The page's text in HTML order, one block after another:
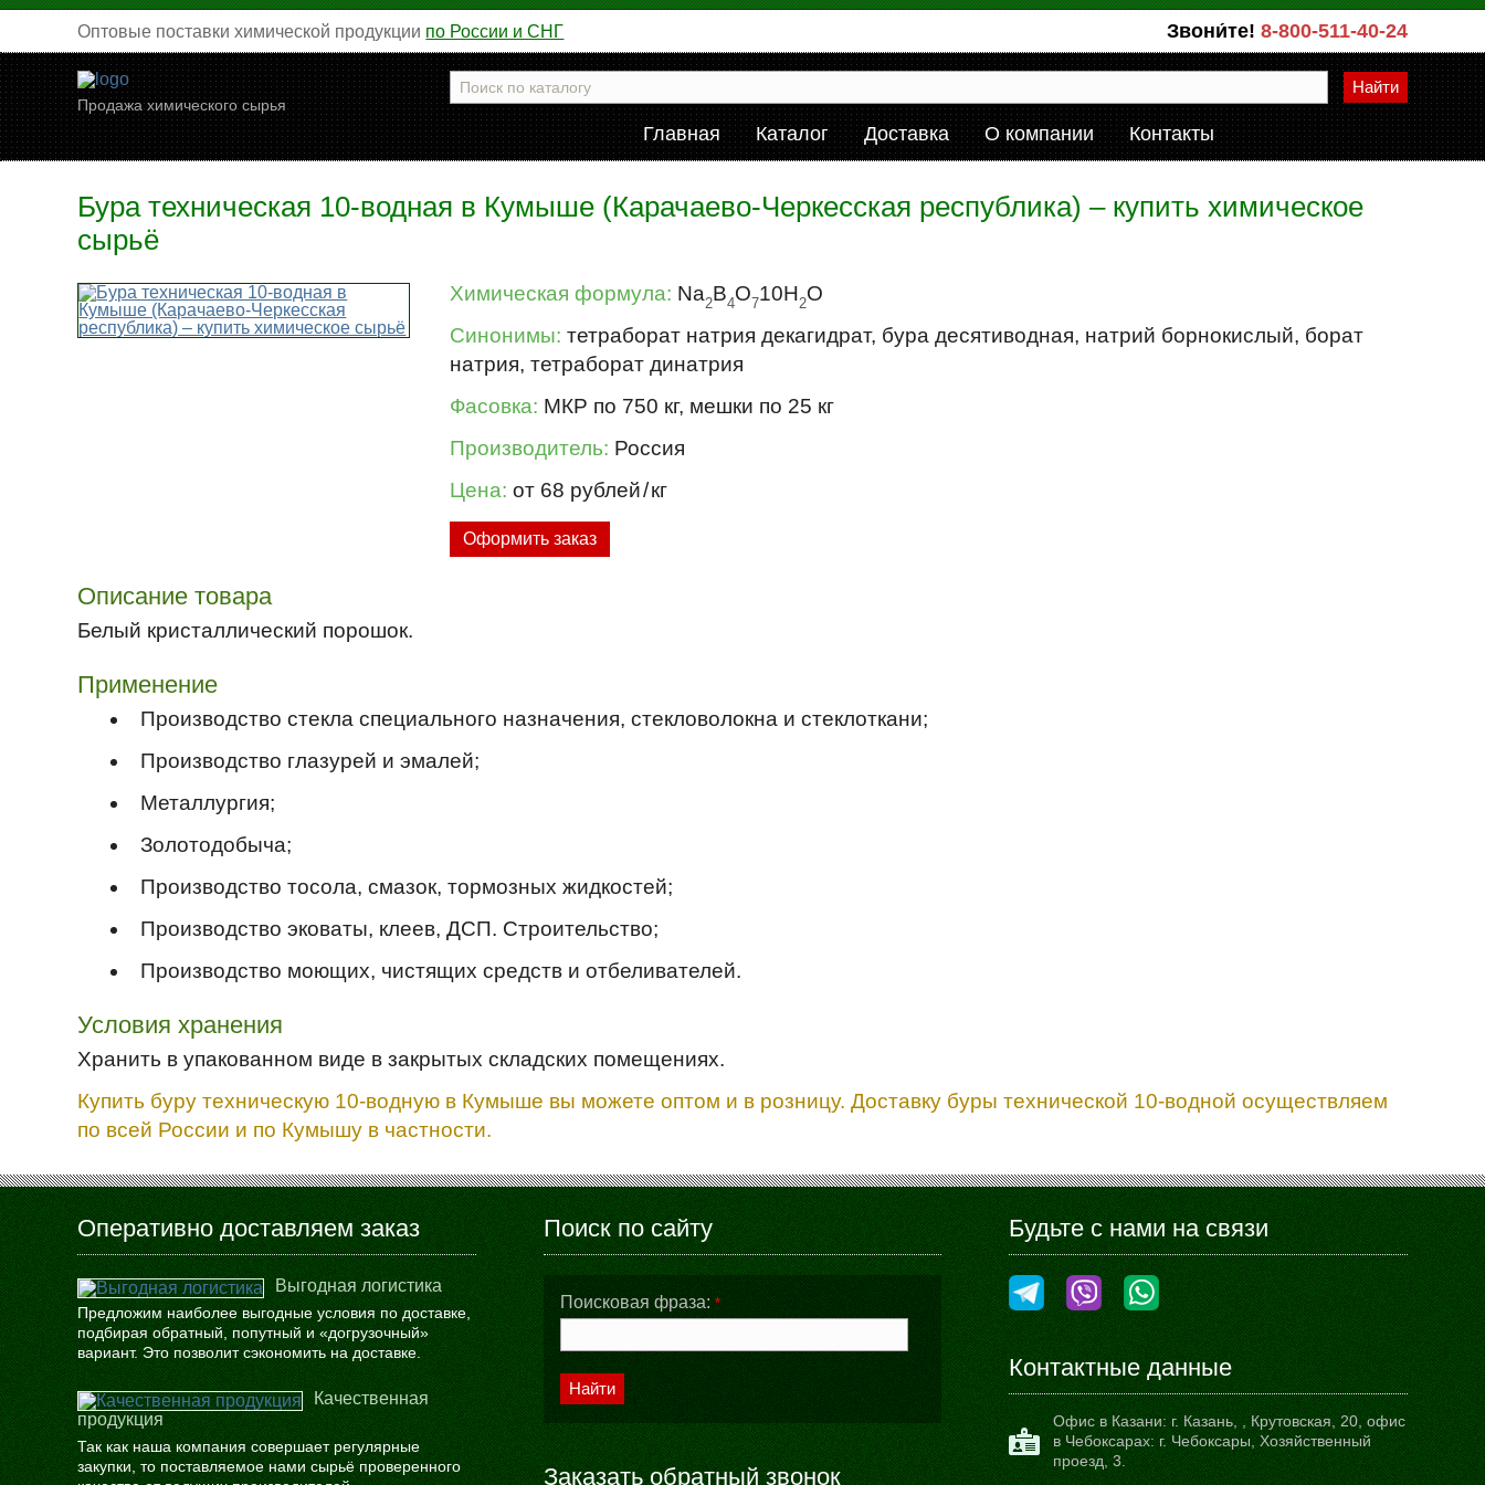
Оптовые поставки химической продукции по России и СНГ Звони́те! 8-800-511-40-24
Продажа химического сырья
Найти
Главная Каталог Доставка О компании Контакты
Бура техническая 10-водная в Кумыше (Карачаево-Черкесская республика) – купить химическое
сырьё
Химическая формула: Na2B4O710H2O
Синонимы: тетраборат натрия декагидрат, бура десятиводная, натрий борнокислый, борат
натрия, тетраборат динатрия
Фасовка: МКР по 750 кг, мешки по 25 кг
Производитель: Россия
Цена: от 68 рублей/кг
Оформить заказ
Описание товара
Белый кристаллический порошок.
Применение
Производство стекла специального назначения, стекловолокна и стеклоткани;
Производство глазурей и эмалей;
Металлургия;
Золотодобыча;
Производство тосола, смазок, тормозных жидкостей;
Производство эковаты, клеев, ДСП. Строительство;
Производство моющих, чистящих средств и отбеливателей.
Условия хранения
Хранить в упакованном виде в закрытых складских помещениях.
Купить буру техническую 10-водную в Кумыше вы можете оптом и в розницу. Доставку буры технической 10-водной осуществляем
по всей России и по Кумышу в частности.
Оперативно доставляем заказ
Выгодная логистика
Предложим наиболее выгодные условия по доставке,
подбирая обратный, попутный и «догрузочный»
вариант. Это позволит сэкономить на доставке.
Качественная
продукция
Так как наша компания совершает регулярные
закупки, то поставляемое нами сырьё проверенного
Поиск по сайту
Поисковая фраза: *
Найти
Заказать обратный звонок
Будьте с нами на связи
Контактные данные
Офис в Казани: г. Казань,,Крутовская, 20, офис
в Чебоксарах: г. Чебоксары, Хозяйственный
проезд, 3.